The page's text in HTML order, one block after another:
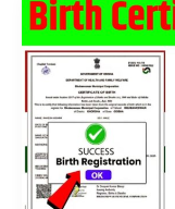
Admit
Card
2025
Download
Link
:
इस
लिंक